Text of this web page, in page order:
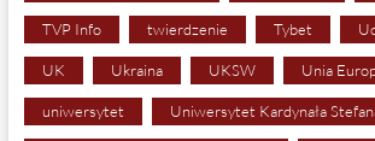
TVP Info twierdzenie Tybet
UK Ukraina UKSW Unia
uniwersytet Uniwersytet Kardynała